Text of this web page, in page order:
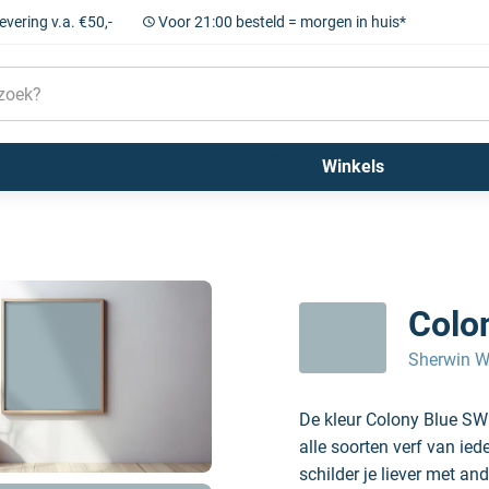
v.a. €50,- Voor 21:00 besteld = morgen in huis*
Winkels
Sherwin
De kleur Colony Blue
alle soorten verf van
schilder je liever met